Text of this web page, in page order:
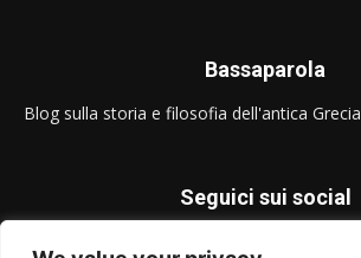
Bassaparola
Blog sulla storia e filosofia dell'antica Grecia
Seguici sui social